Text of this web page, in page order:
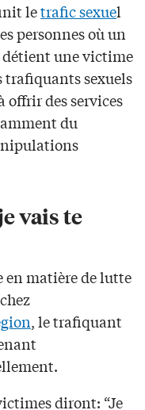
letrafic sexuel
personnes où un
une victime
trafiquants sexuels
offrir des services
du
vais te
en matière de lutte
, le trafiquant
diront: “Je